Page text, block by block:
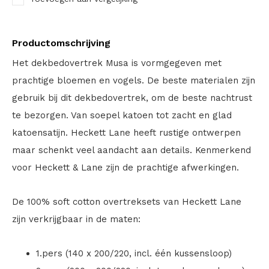
Productomschrijving
Het dekbedovertrek Musa is vormgegeven met
prachtige bloemen en vogels. De beste materialen zijn
gebruik bij dit dekbedovertrek, om de beste nachtrust
te bezorgen. Van soepel katoen tot zacht en glad
katoensatijn. Heckett Lane heeft rustige ontwerpen
maar schenkt veel aandacht aan details. Kenmerkend
voor Heckett & Lane zijn de prachtige afwerkingen.
De 100% soft cotton overtreksets van Heckett Lane
zijn verkrijgbaar in de maten:
1.pers (140 x 200/220, incl. één kussensloop)